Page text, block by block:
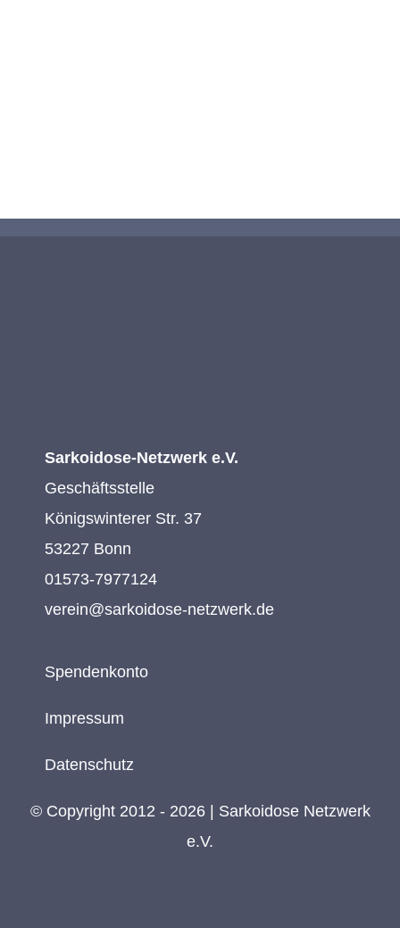
Sarkoidose-Netzwerk e.V.
Geschäftsstelle
Königswinterer Str. 37
53227 Bonn
01573-7977124
verein@sarkoidose-netzwerk.de
Spendenkonto
Impressum
Datenschutz
© Copyright 2012 - 2026 | Sarkoidose Netzwerk
e.V.